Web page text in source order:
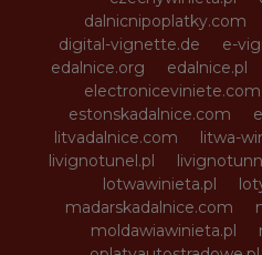
dalnicnipoplatky.com
digital-vignette.de
e-
edalnice.org
edalnice.pl
electroniceviniete.com
estonskadalnice.com
litvadalnice.com
litwa-
livignotunel.pl
lotwawinieta.pl
madarskadalnice.com
moldawiawinieta.pl